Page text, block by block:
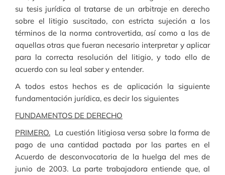
su tesis jurídica al tratarse de un arbitraje en derecho
sobre el litigio suscitado, con estricta sujeción a los
términos de la norma controvertida, así como a las de
aquellas otras que fueran necesario interpretar y aplicar
para la correcta resolución del litigio, y todo ello de
acuerdo con su leal saber y entender.
A todos estos hechos es de aplicación la siguiente
fundamentación jurídica, es decir los siguientes
FUNDAMENTOS DE DERECHO
PRIMERO. La cuestión litigiosa versa sobre la forma de
pago de una cantidad pactada por las partes en el
Acuerdo de desconvocatoria de la huelga del mes de
junio de 2003. La parte trabajadora entiende que, al